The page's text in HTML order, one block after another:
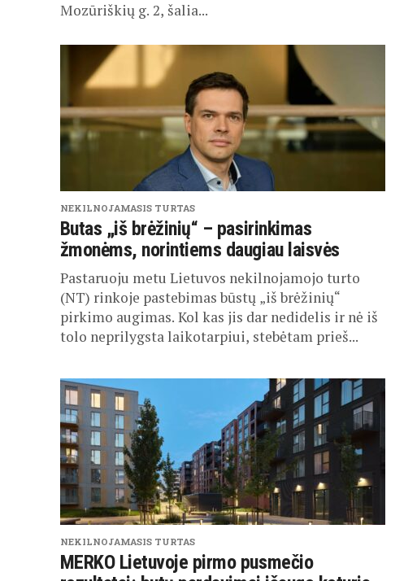
Mozūriškių g. 2, šalia...
NEKILNOJAMASIS TURTAS
Butas „iš brėžinių“ – pasirinkimas
žmonėms, norintiems daugiau laisvės
Pastaruoju metu Lietuvos nekilnojamojo turto
(NT) rinkoje pastebimas būstų „iš brėžinių“
pirkimo augimas. Kol kas jis dar nedidelis ir nė iš
tolo neprilygsta laikotarpiui, stebėtam prieš...
NEKILNOJAMASIS TURTAS
MERKO Lietuvoje pirmo pusmečio